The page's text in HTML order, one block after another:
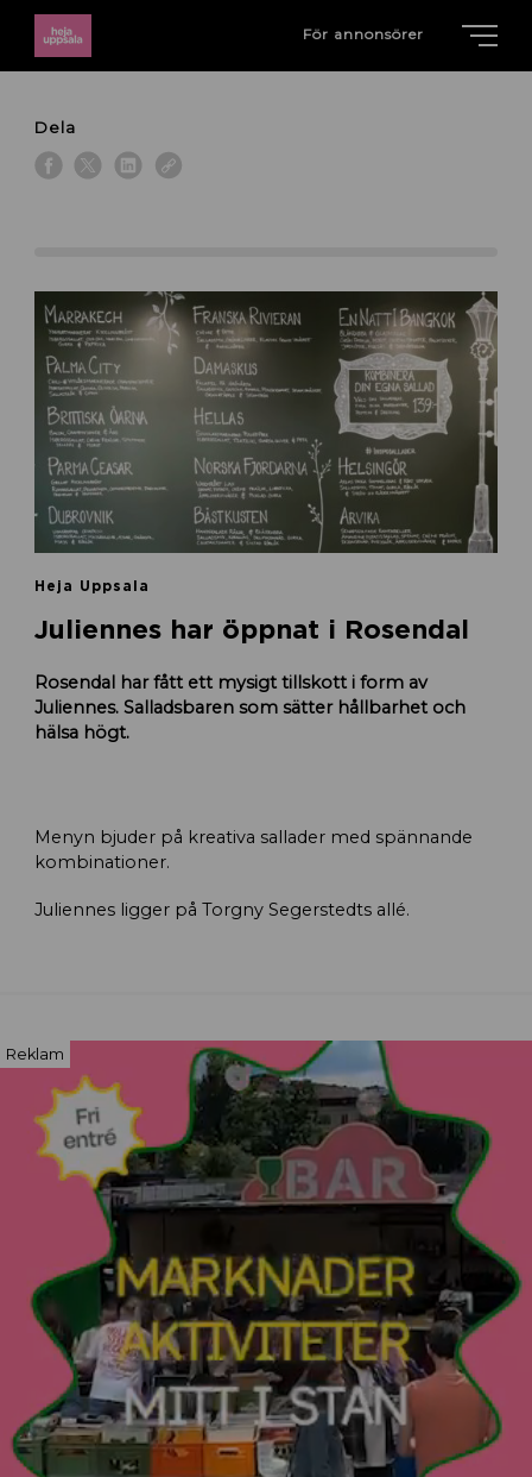
För annonsörer
Dela
Heja Uppsala
Juliennes har öppnat i Rosendal
Rosendal har fått ett mysigt tillskott i form av
Juliennes. Salladsbaren som sätter hållbarhet och
hälsa högt.
Menyn bjuder på kreativa sallader med spännande
kombinationer.
Juliennes ligger på Torgny Segerstedts allé.
Reklam